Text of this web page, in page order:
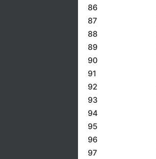
86
87
88
89
90
91
92
93
94
95
96
97